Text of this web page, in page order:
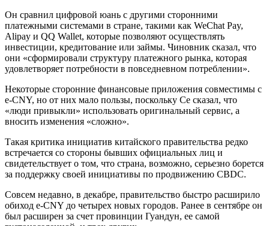
Он сравнил цифровой юань с другими сторонними
платежными системами в стране, такими как WeChat Pay,
Alipay и QQ Wallet, которые позволяют осуществлять
инвестиции, кредитование или займы. Чиновник сказал, что
они «сформировали структуру платежного рынка, которая
удовлетворяет потребности в повседневном потреблении».
Некоторые сторонние финансовые приложения совместимы с
e-CNY, но от них мало пользы, поскольку Се сказал, что
«люди привыкли» использовать оригинальный сервис, а
вносить изменения «сложно».
Такая критика инициатив китайского правительства редко
встречается со стороны бывших официальных лиц и
свидетельствует о том, что страна, возможно, серьезно борется
за поддержку своей инициативы по продвижению CBDC.
Совсем недавно, в декабре, правительство быстро расширило
обиход e-CNY до четырех новых городов. Ранее в сентябре он
был расширен за счет провинции Гуандун, ее самой